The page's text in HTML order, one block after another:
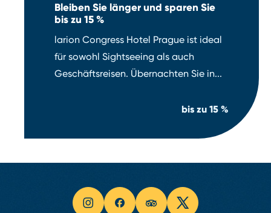
Bleiben Sie länger und sparen Sie
bis zu 15 %
larion Congress Hotel Prague ist ideal
für sowohl Sightseeing als auch
Geschäftsreisen. Übernachten Sie in...
bis zu 15 %